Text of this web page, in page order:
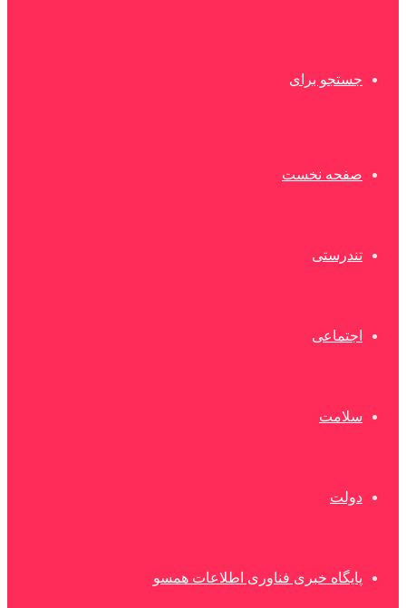
جستجو برای
صفحه نخست
تندرستی
اجتماعی
سلامت
دولت
پایگاه خبری فناوری اطلاعات همسو